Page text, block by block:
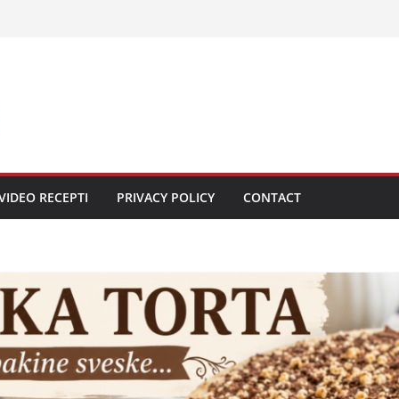
RECEPTI PRIVACY POLICY CONTACT